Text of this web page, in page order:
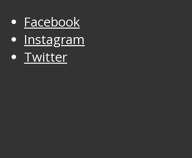
Facebook
Instagram
Twitter